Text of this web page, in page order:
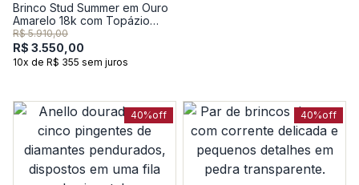
Brinco Stud Summer em Ouro
Amarelo 18k com Topázio
Incolor
R$ 5.910,00
R$ 3.550,00
10x de R$ 355 sem juros
40%off 40%off